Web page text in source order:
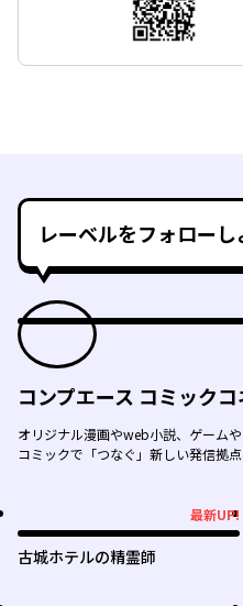
レーベルをフォローし
コンプエース コミックコ
オリジナル漫画やweb小説、ゲーム
コミックで「つなぐ」新しい発信拠
最新UP!
古城ホテルの精霊師